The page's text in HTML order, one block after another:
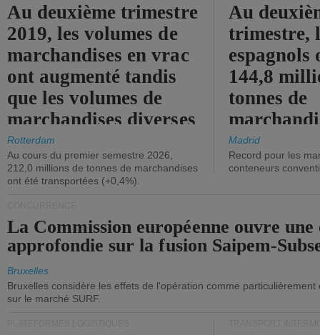
Au deuxième trimestre
2019, les volumes de
marchandises en vrac
ont augmenté tandis
que les volumes de
marchandises diverses
ont diminué.
Rotterdam
Au cours du premier semestre 2026,
212,0 millions de tonnes de marchandises
ont été transportées (+0,4%).
Au
trimestre,
144,8
tonnes de
(+2,9%).
Madrid
Record pour les
conteneurs
La Commission européenne ouvre une
approfondie sur la fusion Saipem-
Bruxelles
Bruxelles considère les effets de l'opération comme
sur le marché SURF.